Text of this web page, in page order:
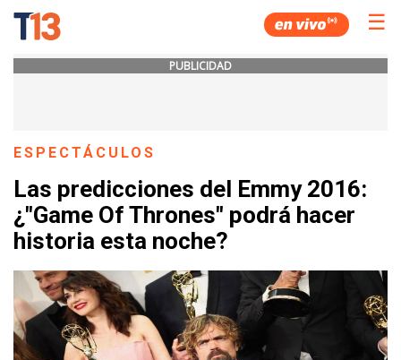
☰
PUBLICIDAD
ESPECTÁCULOS
Las predicciones del Emmy 2016:
¿"Game Of Thrones" podrá hacer
historia esta noche?